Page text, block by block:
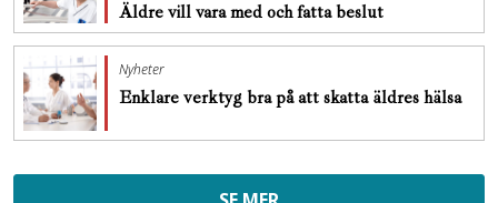
Äldre vill vara med och fatta beslut
Nyheter
Enklare verktyg bra på att skatta äldres hälsa